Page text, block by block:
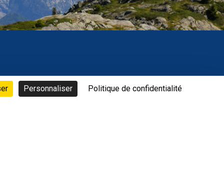
Personnaliser Politique de confidentialité